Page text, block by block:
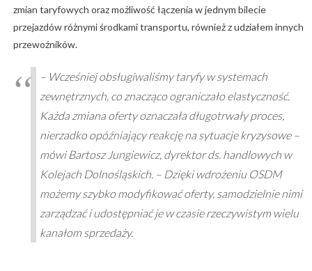
zmian taryfowych oraz możliwość łączenia w jednym bilecie
przejazdów różnymi środkami transportu, również z udziałem innych
przewoźników.
– Wcześniej obsługiwaliśmy taryfy w systemach
zewnętrznych, co znacząco ograniczało elastyczność.
Każda zmiana oferty oznaczała długotrwały proces,
nierzadko opóźniający reakcję na sytuacje kryzysowe –
mówi Bartosz Jungiewicz, dyrektor ds. handlowych w
Kolejach Dolnośląskich. – Dzięki wdrożeniu OSDM
możemy szybko modyfikować oferty, samodzielnie nimi
zarządzać i udostępniać je w czasie rzeczywistym wielu
kanałom sprzedaży.